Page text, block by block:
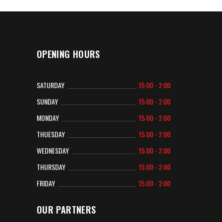
OPENING HOURS
SATURDAY
15:00 - 2:00
SUNDAY
15:00 - 2:00
MONDAY
15:00 - 2:00
THUESDAY
15:00 - 2:00
WEDNESDAY
15:00 - 2:00
THURSDAY
15:00 - 2:00
FRIDAY
15:00 - 2:00
OUR PARTNERS